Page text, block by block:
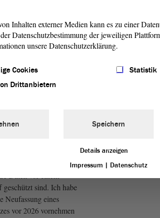
es, sensible
die Auskunft über den
einer Person geben,
zu schützen, sodass für die
keine Nachteile
dass es
dass Patientinnen und
Schließung oder
einheitlichen
und nicht hinreichend
Daten vor einem
sind. Ich habe
Neufassung eines
vor 2026 vornehmen
Inhalten externer Medien kann es zu einer
Datenschutzbestimmung der jeweiligen
unsere Datenschutzerklärung.
Cookies
Statistik
Drittanbietern
Speichern
Details anzeigen
Impressum | Datenschutz